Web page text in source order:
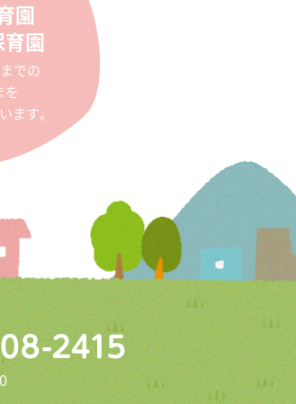
園
園
での
を
ます。